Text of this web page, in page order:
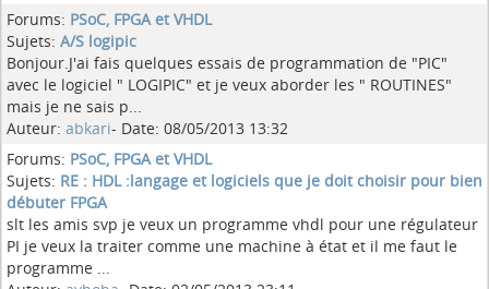
Forums: PSoC, FPGA et VHDL
Sujets: A/S logipic
Bonjour.J'ai fais quelques essais de programmation de "PIC"
avec le logiciel " LOGIPIC" et je veux aborder les " ROUTINES"
mais je ne sais p...
Auteur: abkari- Date: 08/05/2013 13:32
Forums: PSoC, FPGA et VHDL
Sujets: RE : HDL :langage et logiciels que je doit choisir pour bien
débuter FPGA
slt les amis svp je veux un programme vhdl pour une régulateur
PI je veux la traiter comme une machine à état et il me faut le
programme ...